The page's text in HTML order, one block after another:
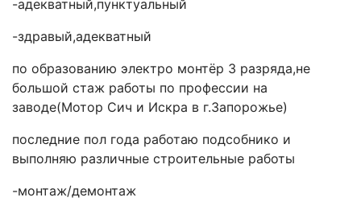
-адекватный,пунктуальный
-здравый,адекватный
по образованию электро монтёр 3 разряда,не
большой стаж работы по профессии на
заводе(Мотор Сич и Искра в г.Запорожье)
последние пол года работаю подсобнико и
выполняю различные строительные работы
-монтаж/демонтаж